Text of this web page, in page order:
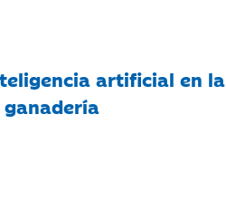
artificial en la